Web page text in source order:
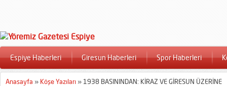
Espiye Haberleri Giresun Haberleri Spor Haberleri
Anasayfa » Köşe Yazıları » 1938 BASININDAN: KİRAZ VE GİRESUN ÜZERİNE